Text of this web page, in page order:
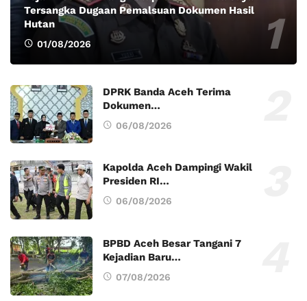
Tersangka Dugaan Pemalsuan Dokumen Hasil
Hutan
01/08/2026
DPRK Banda Aceh Terima
Dokumen…
06/08/2026
Kapolda Aceh Dampingi Wakil
Presiden RI…
06/08/2026
BPBD Aceh Besar Tangani 7
Kejadian Baru…
07/08/2026